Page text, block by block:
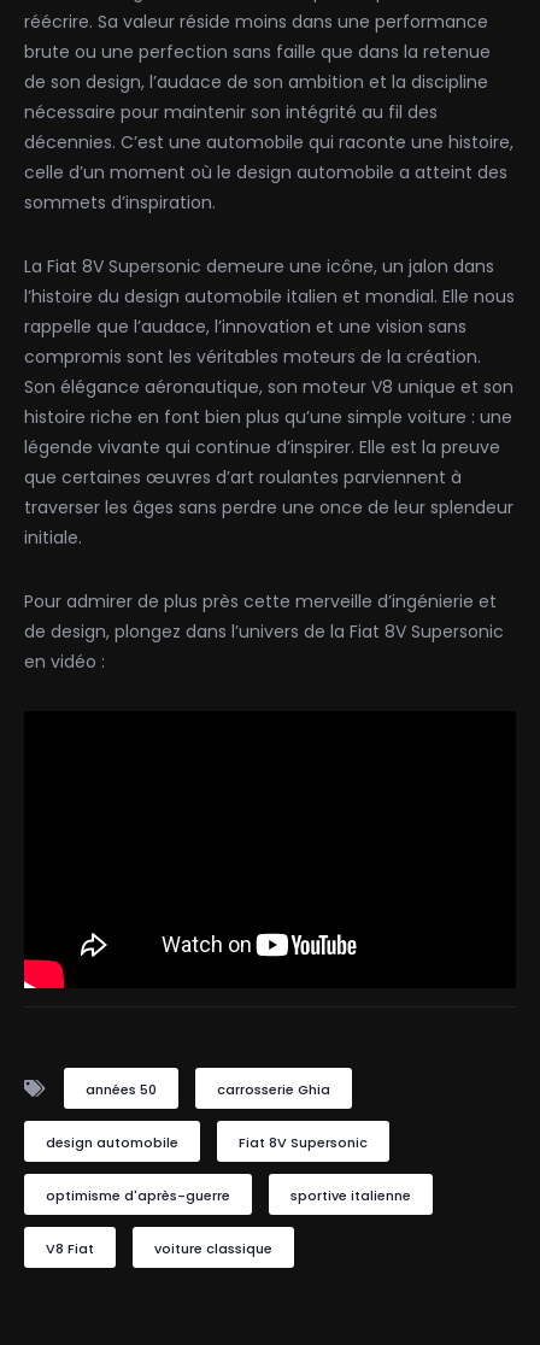
réécrire. Sa valeur réside moins dans une performance
brute ou une perfection sans faille que dans la retenue
de son design, l’audace de son ambition et la discipline
nécessaire pour maintenir son intégrité au fil des
décennies. C’est une automobile qui raconte une histoire,
celle d’un moment où le design automobile a atteint des
sommets d’inspiration.
La Fiat 8V Supersonic demeure une icône, un jalon dans
l’histoire du design automobile italien et mondial. Elle nous
rappelle que l’audace, l’innovation et une vision sans
compromis sont les véritables moteurs de la création.
Son élégance aéronautique, son moteur V8 unique et son
histoire riche en font bien plus qu’une simple voiture : une
légende vivante qui continue d’inspirer. Elle est la preuve
que certaines œuvres d’art roulantes parviennent à
traverser les âges sans perdre une once de leur splendeur
initiale.
Pour admirer de plus près cette merveille d’ingénierie et
de design, plongez dans l’univers de la Fiat 8V Supersonic
en vidéo :
années 50 carrosserie Ghia
design automobile Fiat 8V Supersonic
optimisme d'après-guerre sportive italienne
V8 Fiat voiture classique